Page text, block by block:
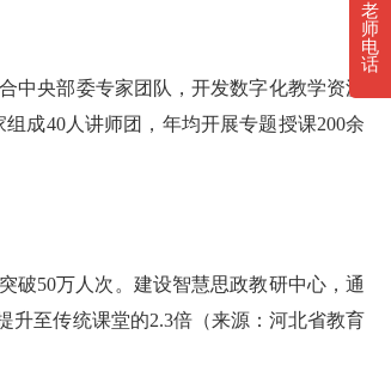
央部委专家团队，开发数字化教学资源
成40人讲师团，年均开展专题授课200余
破50万人次。建设智慧思政教研中心，通
升至传统课堂的2.3倍（来源：河北省教育
老
师
电
话